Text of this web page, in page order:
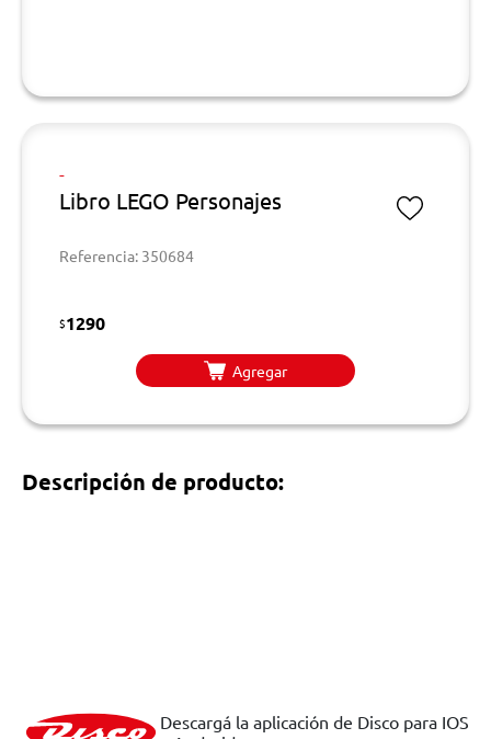
-
Libro LEGO Personajes
Referencia: 350684
$1290
Agregar
Descripción de producto:
Descargá la aplicación de Disco para IOS